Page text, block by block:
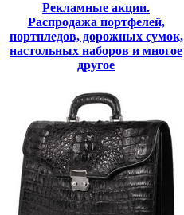
Рекламные акции.
Распродажа портфелей,
портпледов, дорожных сумок,
настольных наборов и многое
другое